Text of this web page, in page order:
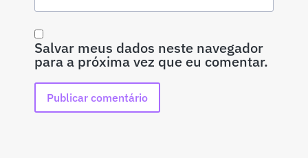
Salvar meus dados neste navegador
para a próxima vez que eu comentar.